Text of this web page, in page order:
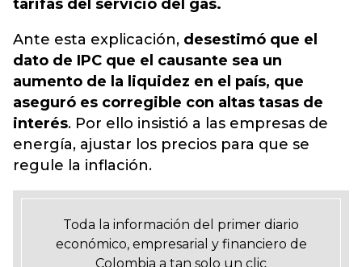
tarifas del servicio del gas.
Ante esta explicación, desestimó que el
dato de IPC que el causante sea un
aumento de la liquidez en el país, que
aseguró es corregible con altas tasas de
interés. Por ello insistió a las empresas de
energía, ajustar los precios para que se
regule la inflación.
Toda la información del primer diario
económico, empresarial y financiero de
Colombia a tan solo un clic